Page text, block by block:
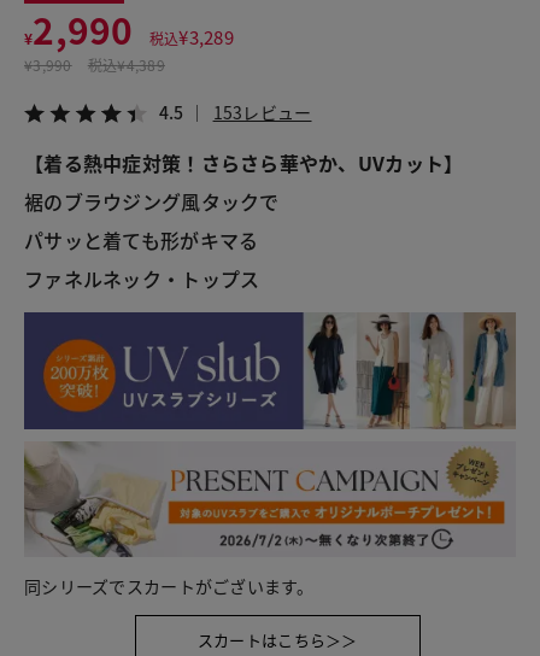
¥2,990 税込¥3,289
¥3,990 税込¥4,389
4.5 153レビュー
【着る熱中症対策！さらさら華やか、UVカット】
裾のブラウジング風タックで
パサッと着ても形がキマる
同シリーズでスカートがございます。
スカートはこちら＞＞
¥2,990
税込¥3,289
LINE X